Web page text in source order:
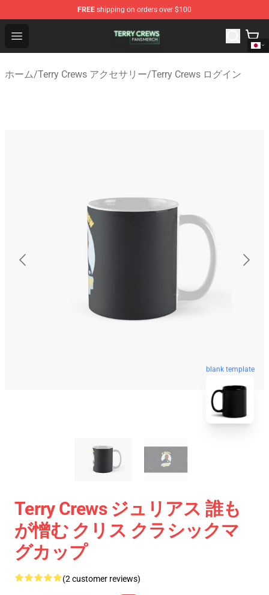
FREE shipping on orders over $100
Open menu
Terry Crews Shop - Official Terry Crews Merchandise
ホーム/Terry Crews アクセサリー/Terry Crews ログイン
blank template
Terry Crews ジュリアス 誰も
が憎む クリス クラシックマ
グカップ
(2 customer reviews)